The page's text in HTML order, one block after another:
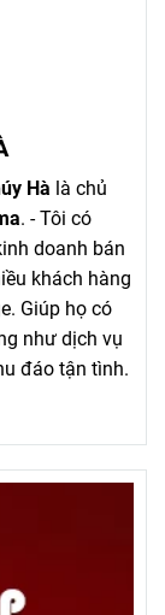
Hà là chủ
. - Tôi có
doanh bán
khách hàng
Giúp họ có
như dịch vụ
đáo tận tình.